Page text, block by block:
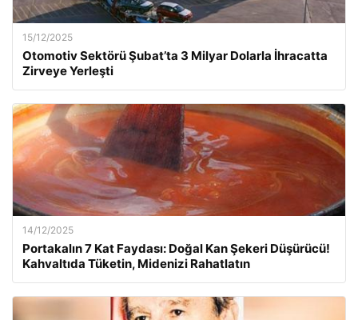
15/12/2025
Otomotiv Sektörü Şubat’ta 3 Milyar Dolarla İhracatta
Zirveye Yerleşti
14/12/2025
Portakalın 7 Kat Faydası: Doğal Kan Şekeri Düşürücü!
Kahvaltıda Tüketin, Midenizi Rahatlatın